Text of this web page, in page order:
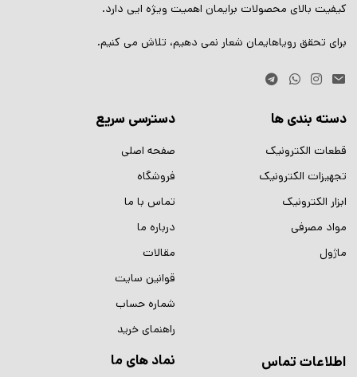
کیفیت بالای محصولات برایمان اهمیت ویژه ایی دارد.
برای تحقق رویاهایمان شعار نمی دهیم، تلاش می کنیم.
دسته بندی ها
قطعات الکترونیک
تجهیزات الکترونیک
ابزار الکترونیک
مواد مصرفی
ماژول
دسترسی سریع
صفحه اصلی
فروشگاه
تماس با ما
درباره ما
مقالات
قوانین سایت
شماره حساب
راهنمای خرید
اطلاعات تماس نماد های ما